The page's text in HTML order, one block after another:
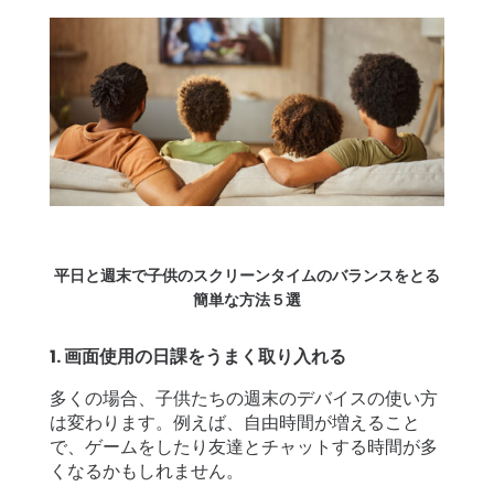
平日と週末で子供のスクリーンタイムのバランスをとる
簡単な方法５選
1. 画面使用の日課をうまく取り入れる
多くの場合、子供たちの週末のデバイスの使い方
は変わります。例えば、自由時間が増えること
で、ゲームをしたり友達とチャットする時間が多
くなるかもしれません。